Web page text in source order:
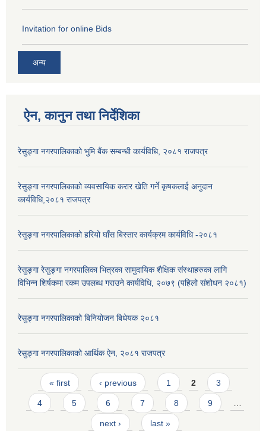
Invitation for online Bids
अन्य
ऐन, कानुन तथा निर्देशिका
रेसुङ्गा नगरपालिकाको भुमि बैंक सम्बन्धी कार्यविधि, २०८१ राजपत्र
रेसुङ्गा नगरपालिकाको व्यवसायिक करार खेति गर्ने कृषकलाई अनुदान
कार्यविधि,२०८१ राजपत्र
रेसुङ्गा नगरपालिकाको हरियो घाँस बिस्तार कार्यक्रम कार्यविधि -२०८१
रेसुङ्गा रेसुङ्गा नगरपालिका भित्रका सामुदायिक शैक्षिक संस्थाहरुका लागि
विभिन्न शिर्षकमा रकम उपलब्ध गराउने कार्यविधि, २०७९ (पहिलो संशोधन २०८१)
रेसुङ्गा नगरपालिकाको बिनियोजन बिधेयक २०८१
रेसुङ्गा नगरपालिकाको आर्थिक ऐन, २०८१ राजपत्र
Pages
« first ‹ previous 1 2 3
4 5 6 7 8 9
next › last »